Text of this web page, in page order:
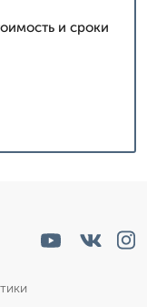
и сроки